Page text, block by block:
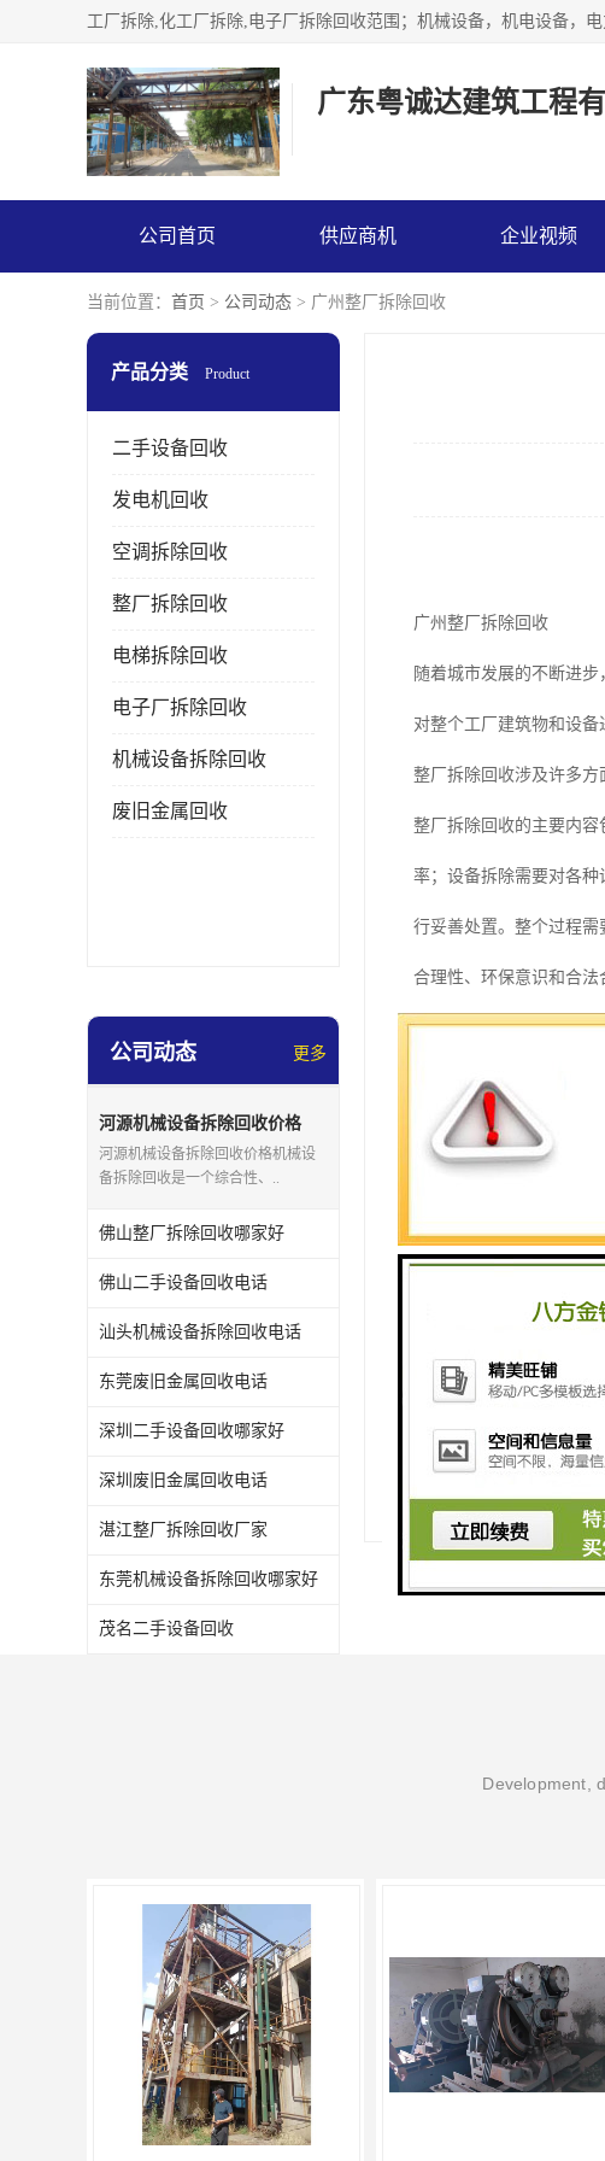
广东粤诚达建筑工程
公司首页 供应商机 企业视频
当前位置： 首页 > 公司动态 > 广州整厂拆除回收
产品分类 Product
二手设备回收
发电机回收
空调拆除回收
整厂拆除回收
电梯拆除回收
电子厂拆除回收
机械设备拆除回收
废旧金属回收
公司动态 更多
河源机械设备拆除回收价格
河源机械设备拆除回收价格机械设
备拆除回收是一个综合性、..
佛山整厂拆除回收哪家好
佛山二手设备回收电话
汕头机械设备拆除回收电话
东莞废旧金属回收电话
深圳二手设备回收哪家好
深圳废旧金属回收电话
湛江整厂拆除回收厂家
东莞机械设备拆除回收哪家好
茂名二手设备回收
广州整厂拆除回收
随着城市发展的不断进
对整个工厂建筑物和设
整厂拆除回收涉及许多方
整厂拆除回收的主要内
率；设备拆除需要对各
行妥善处置。整个过程
合理性、环保意识和合法
整厂拆除回收所面对的
遇。同时，环保意识的
在这个不断求新求变的
要的。而对于整厂拆除
厂拆除回收行业必将迎来
http://www.ycdjzgc.com
上一篇： 东莞废旧金属回
下一篇：汕尾电梯拆除回
Development,